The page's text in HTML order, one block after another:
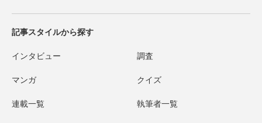
記事スタイルから探す
インタビュー 調査
マンガ クイズ
連載一覧 執筆者一覧